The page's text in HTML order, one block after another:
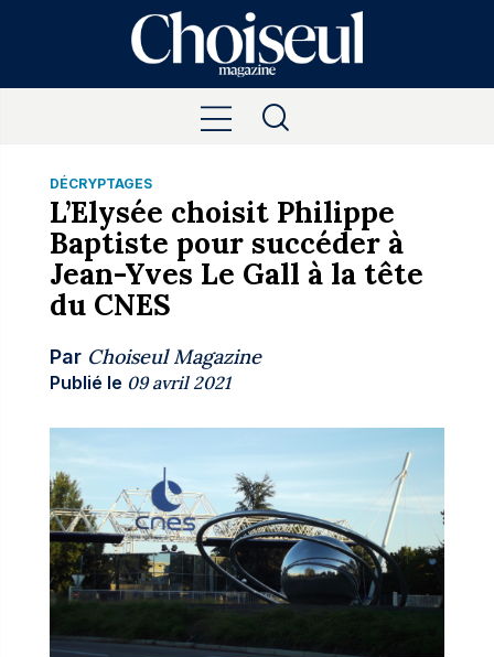
DÉCRYPTAGES
L’Elysée choisit Philippe
Baptiste pour succéder à
Jean-Yves Le Gall à la tête
du CNES
Par Choiseul Magazine
Publié le 09 avril 2021